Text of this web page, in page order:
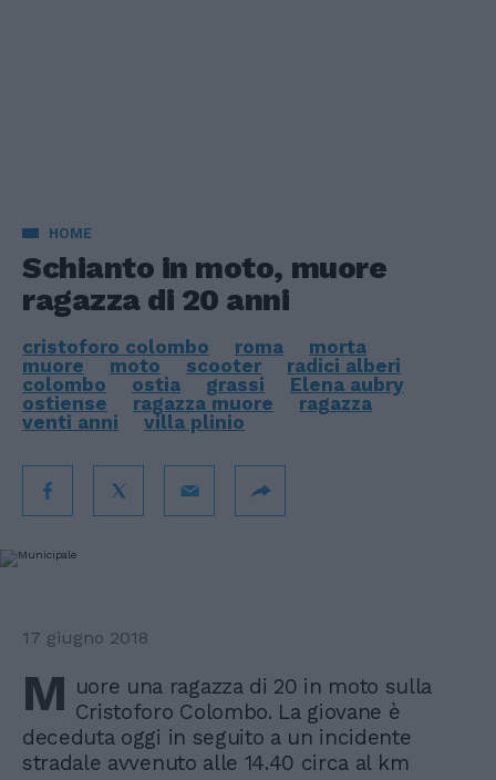
HOME
Schianto in moto, muore
ragazza di 20 anni
cristoforo colombo roma
morta
muore
moto scooter
radici alberi
colombo
ostia grassi
Elena aubry
ostiense
ragazza muore
ragazza
venti anni
villa plinio
17 giugno 2018
M uore una ragazza di 20 in moto sulla
Cristoforo Colombo. La giovane è
deceduta oggi in seguito a un incidente
stradale avvenuto alle 14.40 circa al km